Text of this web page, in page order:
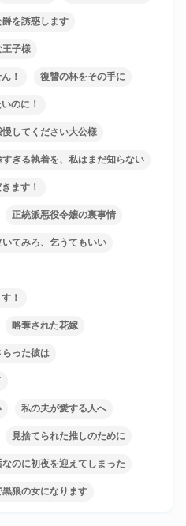
爵を誘惑します
王子様
！ 復讐の杯をその手に
のに！
慢してください大公様
ぎる執着を、私はまだ知らない
ます！
正統派悪役令嬢の裏事情
いてみろ、乞うてもいい
！
略奪された花嫁
らった彼は
私の夫が愛する人へ
見捨てられた推しのために
のに初夜を迎えてしまった
黒狼の女になります